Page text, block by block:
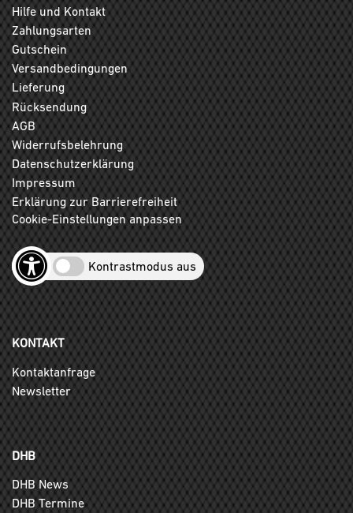
Hilfe und Kontakt
Zahlungsarten
Gutschein
Versandbedingungen
Lieferung
Rücksendung
AGB
Widerrufsbelehrung
Datenschutzerklärung
Impressum
Erklärung zur Barrierefreiheit
Cookie-Einstellungen anpassen
Kontrastmodus aus
KONTAKT
Kontaktanfrage
Newsletter
DHB
DHB News
DHB Termine